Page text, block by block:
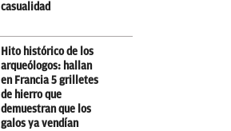
casualidad
Hito histórico de los
arqueólogos: hallan
en Francia 5 grilletes
de hierro que
demuestran que los
galos ya vendían